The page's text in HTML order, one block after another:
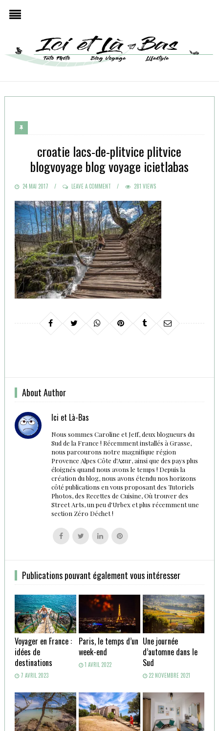
croatie lacs-de-plitvice plitvice
blogvoyage blog voyage icietlabas
POSTED
24 MAI 2017 LEAVE A COMMENT 281 VIEWS
About Author
Ici et Là-Bas
Nous sommes Caroline et Jeff, deux blogueurs du
Sud de la France ! Récemment installés à Grasse,
nous parcourons notre magnifique région
Provence Alpes Côte d'Azur, ainsi que des pays plus
éloignés quand nous avons le temps ! Depuis la
création du blog, nous avons étendu nos horizons
côté publications en vous proposant des Tutoriels
Photos, des Recettes de Cuisine, Où trouver des
Street Arts, un peu d'Urbex et plus récemment une
section Zéro Déchet !
Follow
us
Follow
us
Follow
us
Follow
us
Publications pouvant également vous intéresser
Voyager en France :
idées de
destinations
7 AVRIL 2023
Paris, le temps d’un
week-end
1 AVRIL 2022
Une journée
d’automne dans le
Sud
22 NOVEMBRE 2021